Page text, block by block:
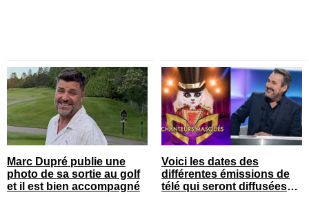
Marc Dupré publie une
photo de sa sortie au golf
et il est bien accompagné
Voici les dates des
différentes émissions de
télé qui seront diffusées